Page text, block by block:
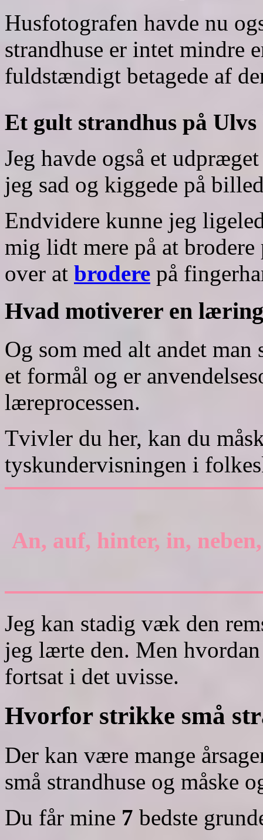
Husfotografen havde nu
strandhuse er intet mindre
fuldstændigt betagede af
Et gult strandhus på
Jeg havde også et
jeg sad og kiggede på
Endvidere kunne jeg
mig lidt mere på at
over at brodere på
Hvad motiverer en
Og som med alt andet
et formål og er
læreprocessen.
Tvivler du her, kan du
tyskundervisningen i
An, auf, hinter, in,
Jeg kan stadig væk den
jeg lærte den. Men
fortsat i det uvisse.
Hvorfor strikke små
Der kan være mange
små strandhuse og måske
Du får mine 7 bedste